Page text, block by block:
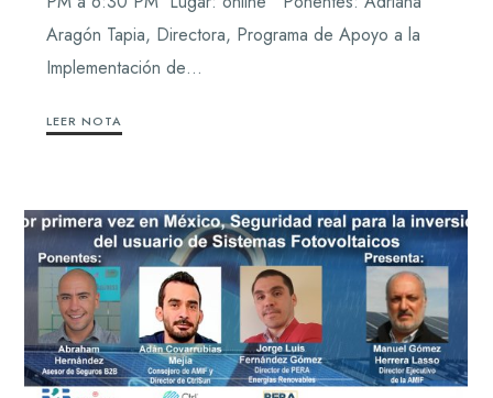
Aragón Tapia, Directora, Programa de Apoyo a la
Implementación de…
LEER NOTA